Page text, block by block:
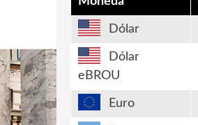
Dólar
Dólar
eBROU
Euro